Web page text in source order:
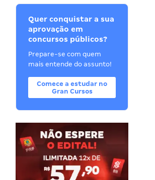
Quer conquistar a sua
aprovação em
concursos públicos?
Prepare-se com quem
mais entende do assunto!
Comece a estudar no
Gran Cursos